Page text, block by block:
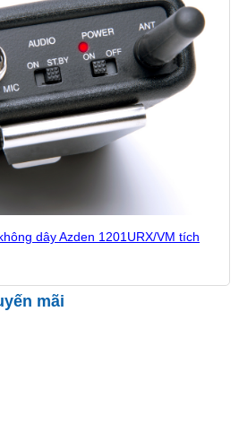
dây Azden 1201URX/VM tích
mãi